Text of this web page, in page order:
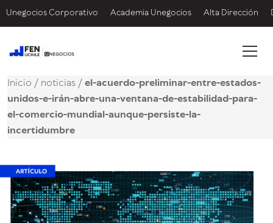
Unegocios Corporativo Academia Unegocios Alta Dirección
Inicio / noticias /el-acuerdo-preliminar-entre-estados-
unidos-e-irán-abre-una-ventana-de-estabilidad-para-
el-comercio-mundial-aunque-persiste-la-
incertidumbre